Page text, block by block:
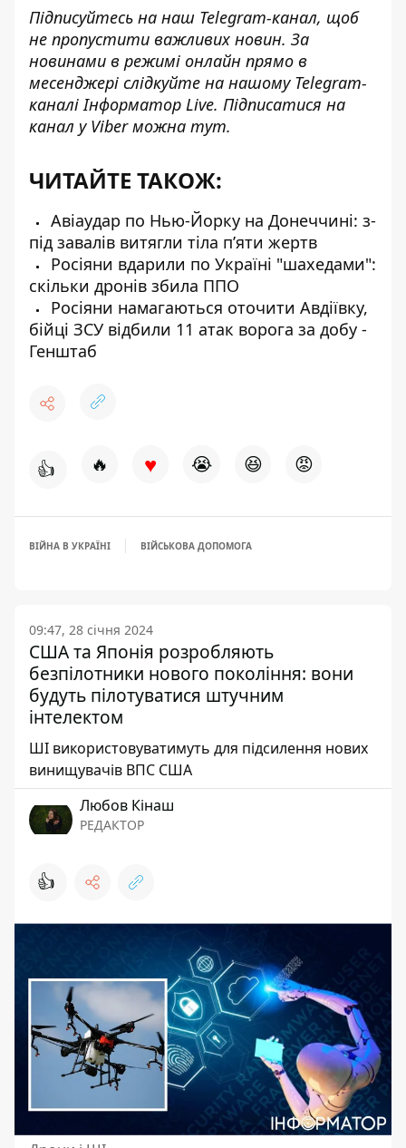
Підписуйтесь на наш Telegram-канал, щоб
не пропустити важливих новин. За
новинами в режимі онлайн прямо в
месенджері слідкуйте на нашому Telegram-
каналіІнформатор Live. Підписатися на
канал у Viber можна тут.
ЧИТАЙТЕ ТАКОЖ:
Авіаудар по Нью-Йорку на Донеччині: з-
під завалів витягли тіла пʼяти жертв
Росіяни вдарили по Україні "шахедами":
скільки дронів збила ППО
Росіяни намагаються оточити Авдіївку,
бійці ЗСУ відбили 11 атак ворога за добу -
Генштаб
👍 🔥 ♥ 😭 😆 😡
ВІЙНА В УКРАЇНІ ВІЙСЬКОВА ДОПОМОГА
09:47, 28 січня 2024
США та Японія розробляють
безпілотники нового покоління: вони
будуть пілотуватися штучним
інтелектом
ШІ використовуватимуть для підсилення нових
винищувачів ВПС США
Любов Кінаш
РЕДАКТОР
👍